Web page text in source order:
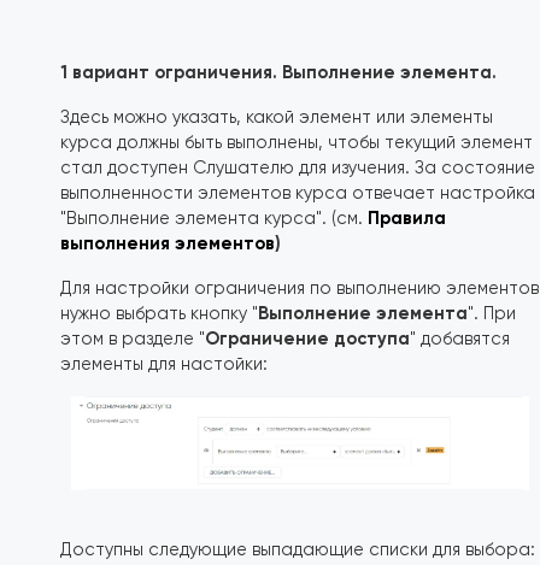
1 вариант ограничения. Выполнение элемента.
Здесь можно указать, какой элемент или элементы
курса должны быть выполнены, чтобы текущий элемент
стал доступен Слушателю для изучения. За состояние
выполненности элементов курса отвечает настройка
"Выполнение элемента курса". (см. Правила
выполнения элементов)
Для настройки ограничения по выполнению элементов
нужно выбрать кнопку "Выполнение элемента". При
этом в разделе "Ограничение доступа" добавятся
элементы для настойки:
Доступны следующие выпадающие списки для выбора: